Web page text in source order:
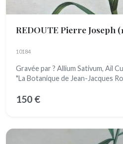
REDOUTE Pierre Joseph
10184
Gravée par ? Allium Sativum, Ail
"La Botanique de Jean-Jacques
150 €